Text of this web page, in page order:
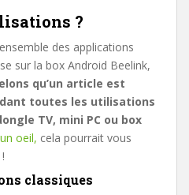
?
des applications
sur la box Android Beelink,
qu’un article est
toutes les utilisations
TV, mini PC ou box
oeil, cela pourrait vous
classiques